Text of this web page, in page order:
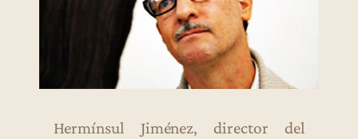
Hermínsul Jiménez, director del